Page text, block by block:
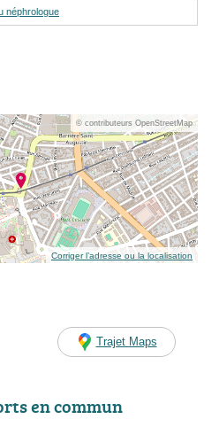
néphrologue
© contributeurs OpenStreetMap
Corriger l’adresse ou la localisation
Trajet Maps
en commun